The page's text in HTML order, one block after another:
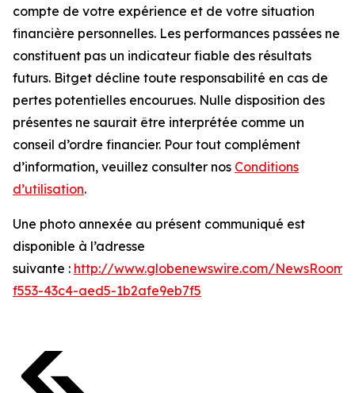
compte de votre expérience et de votre situation
financière personnelles. Les performances passées ne
constituent pas un indicateur fiable des résultats
futurs. Bitget décline toute responsabilité en cas de
pertes potentielles encourues. Nulle disposition des
présentes ne saurait être interprétée comme un
conseil d’ordre financier. Pour tout complément
d’information, veuillez consulter nos Conditions
d’utilisation.
Une photo annexée au présent communiqué est
disponible à l’adresse
suivante : http://www.globenewswire.com/
f553-43c4-aed5-1b2afe9eb7f5